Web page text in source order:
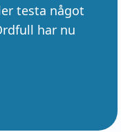
testa något
har nu